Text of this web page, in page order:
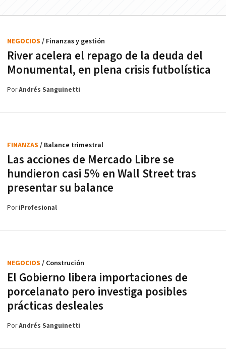
River acelera el repago de la deuda del
Monumental, en plena crisis futbolística
NEGOCIOS / Finanzas y gestión
PorAndrés Sanguinetti
Las acciones de Mercado Libre se
hundieron casi 5% en Wall Street tras
presentar su balance
FINANZAS / Balance trimestral
PoriProfesional
El Gobierno libera importaciones de
porcelanato pero investiga posibles
prácticas desleales
NEGOCIOS / Construción
PorAndrés Sanguinetti